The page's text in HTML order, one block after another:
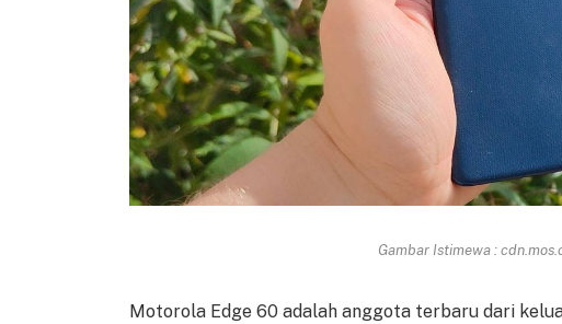
Gambar Istimewa :
Motorola Edge 60 adalah anggota terbaru dari